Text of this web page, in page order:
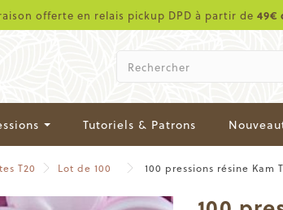
offerte en relais pickup DPD à partir de 49€
Tutoriels & Patrons
T20 Lot de 100 100 pressions résine Kam